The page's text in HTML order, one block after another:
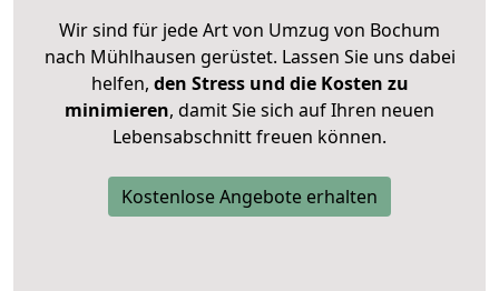
Wir sind für jede Art von Umzug von Bochum
nach Mühlhausen gerüstet. Lassen Sie uns dabei
helfen, den Stress und die Kosten zu
minimieren, damit Sie sich auf Ihren neuen
Lebensabschnitt freuen können.
Kostenlose Angebote erhalten